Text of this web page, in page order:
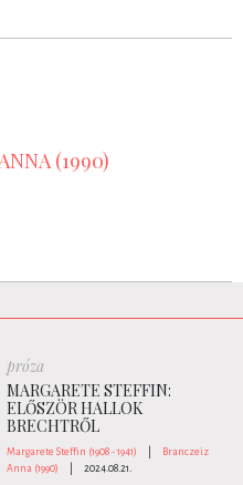
(1990)
próza
MARGARETE STEFFIN:
ELŐSZÖR HALLOK
BRECHTRŐL
Margarete Steffin (1908 - 1941)
Branczeiz
Anna (1990)
2024.08.21.